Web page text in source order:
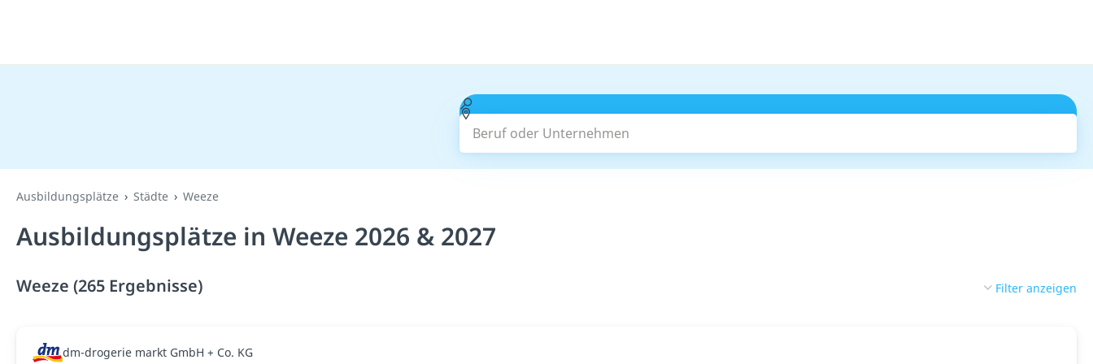
Beruf oder Unternehmen
Ausbildungsplätze Städte Weeze
Ausbildungsplätze in Weeze 2026 & 2027
Weeze (265 Ergebnisse) Filter anzeigen
dm-drogerie markt GmbH + Co. KG